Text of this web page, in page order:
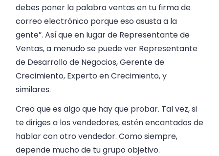
debes poner la palabra ventas en tu firma de
correo electrónico porque eso asusta a la
gente”. Así que en lugar de Representante de
Ventas, a menudo se puede ver Representante
de Desarrollo de Negocios, Gerente de
Crecimiento, Experto en Crecimiento, y
similares.
Creo que es algo que hay que probar. Tal vez, si
te diriges a los vendedores, estén encantados de
hablar con otro vendedor. Como siempre,
depende mucho de tu grupo objetivo.